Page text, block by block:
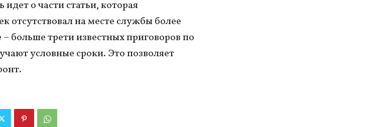
идет о части статьи, которая
отсутствовал на месте службы более
больше трети известных приговоров по
условные сроки. Это позволяет